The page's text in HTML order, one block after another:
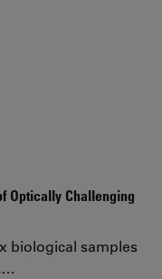
Optically Challenging
biological samples